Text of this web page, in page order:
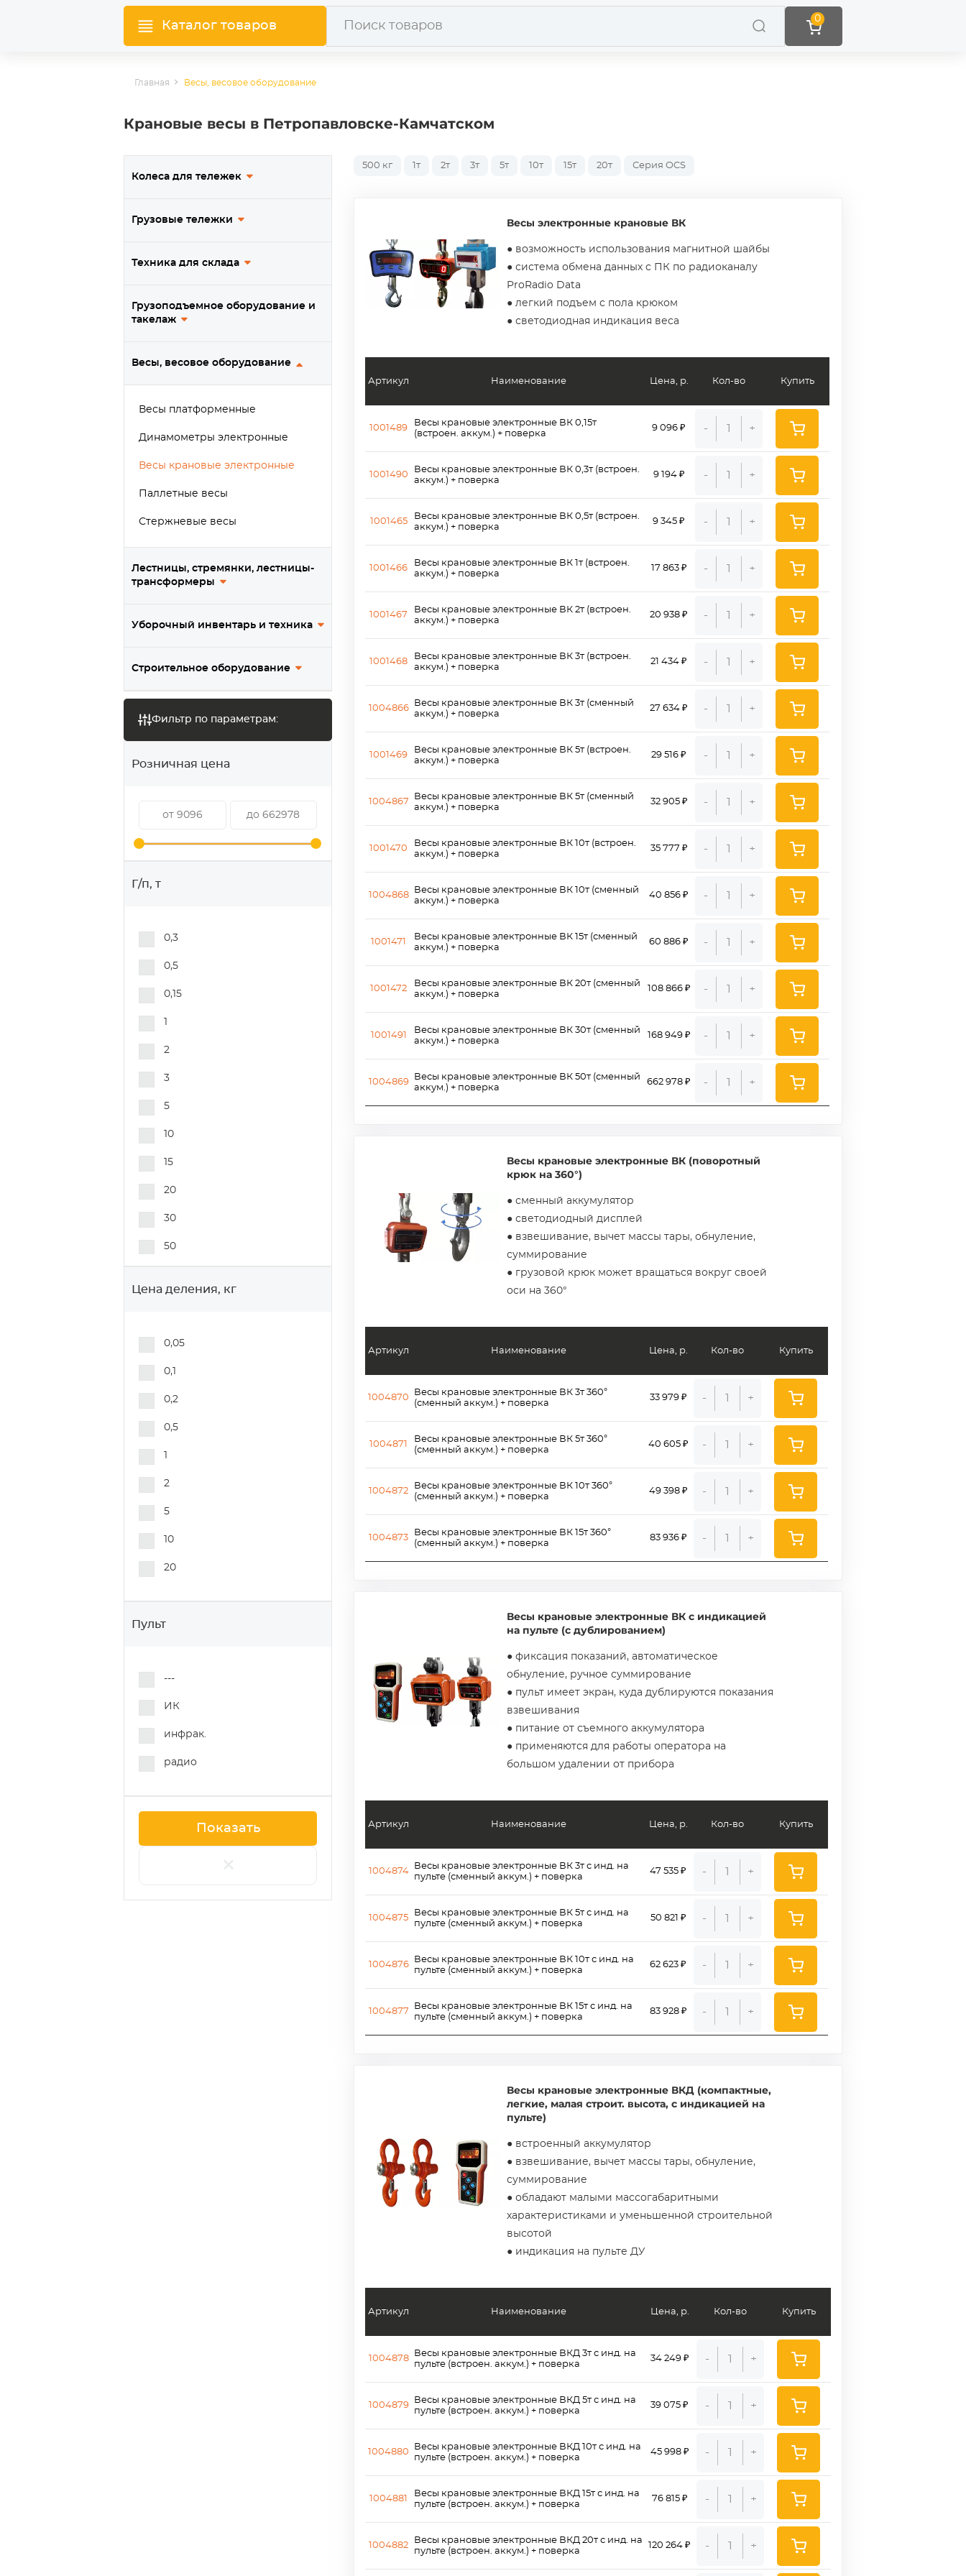
Каталог товаров
0
Главная Весы, весовое оборудование
Крановые весы в Петропавловске-Камчатском
Колеса для тележек
Грузовые тележки
Техника для склада
Грузоподъемное оборудование и
такелаж
Весы, весовое оборудование
Весы платформенные
Динамометры электронные
Весы крановые электронные
Паллетные весы
Стержневые весы
Лестницы, стремянки, лестницы-
трансформеры
Уборочный инвентарь и техника
Строительное оборудование
Фильтр по параметрам:
Розничная цена
Г/п, т
0,3
0,5
0,15
2
3
5
10
15
20
30
50
Цена деления, кг
0,05
0,1
0,2
0,5
2
5
10
20
Пульт
---
ИК
инфрак.
радио
500 кг 1т 2т 3т 5т 10т 15т 20т Серия OCS
Весы электронные крановые ВК
● возможность использования магнитной шайбы
● система обмена данных с ПК по радиоканалу
ProRadio Data
● легкий подъем с пола крюком
● светодиодная индикация веса
Артикул
1001489
1001490
1001465
1001466
1001467
1001468
1004866
1001469
1004867
1001470
1004868
1001471
1001472
1001491
1004869
Наименование
Весы крановые электронные ВК 0,15т
(встроен. аккум.) + поверка
Весы крановые электронные ВК 0,3т (встроен.
аккум.) + поверка
Весы крановые электронные ВК 0,5т (встроен.
аккум.) + поверка
Весы крановые электронные ВК 1т (встроен.
аккум.) + поверка
Весы крановые электронные ВК 2т (встроен.
аккум.) + поверка
Весы крановые электронные ВК 3т (встроен.
аккум.) + поверка
Весы крановые электронные ВК 3т (сменный
аккум.) + поверка
Весы крановые электронные ВК 5т (встроен.
аккум.) + поверка
Весы крановые электронные ВК 5т (сменный
аккум.) + поверка
Весы крановые электронные ВК 10т (встроен.
аккум.) + поверка
Весы крановые электронные ВК 10т (сменный
аккум.) + поверка
Весы крановые электронные ВК 15т (сменный
аккум.) + поверка
Весы крановые электронные ВК 20т (сменный
аккум.) + поверка
Весы крановые электронные ВК 30т (сменный
аккум.) + поверка
Весы крановые электронные ВК 50т (сменный
аккум.) + поверка
Цена, р.
9 096 ₽
9 194 ₽
9 345 ₽
17 863 ₽
20 938 ₽
21 434 ₽
27 634 ₽
29 516 ₽
32 905 ₽
35 777 ₽
40 856 ₽
60 886 ₽
108 866 ₽
168 949 ₽
662 978 ₽
Кол-во
- +
- +
- +
- +
- +
- +
- +
- +
- +
- +
- +
- +
- +
- +
- +
Купить
Весы крановые электронные ВК (поворотный
крюк на 360°)
● сменный аккумулятор
● светодиодный дисплей
● взвешивание, вычет массы тары, обнуление,
суммирование
● грузовой крюк может вращаться вокруг своей
оси на 360°
Артикул
1004870
1004871
1004872
1004873
Наименование
Весы крановые электронные ВК 3т 360°
(сменный аккум.) + поверка
Весы крановые электронные ВК 5т 360°
(сменный аккум.) + поверка
Весы крановые электронные ВК 10т 360°
(сменный аккум.) + поверка
Весы крановые электронные ВК 15т 360°
(сменный аккум.) + поверка
Цена, р.
33 979 ₽
40 605 ₽
49 398 ₽
83 936 ₽
Кол-во
- +
- +
- +
- +
Купить
Весы крановые электронные ВК с индикацией
на пульте (с дублированием)
● фиксация показаний, автоматическое
обнуление, ручное суммирование
● пульт имеет экран, куда дублируются показания
взвешивания
● питание от съемного аккумулятора
● применяются для работы оператора на
большом удалении от прибора
Артикул
1004874
1004875
1004876
1004877
Наименование
Весы крановые электронные ВК 3т с инд. на
пульте (сменный аккум.) + поверка
Весы крановые электронные ВК 5т с инд. на
пульте (сменный аккум.) + поверка
Весы крановые электронные ВК 10т с инд. на
пульте (сменный аккум.) + поверка
Весы крановые электронные ВК 15т с инд. на
пульте (сменный аккум.) + поверка
Цена, р.
47 535 ₽
50 821 ₽
62 623 ₽
83 928 ₽
Кол-во
- +
- +
- +
- +
Купить
Весы крановые электронные ВКД (компактные,
легкие, малая строит. высота, с индикацией на
пульте)
● встроенный аккумулятор
● взвешивание, вычет массы тары, обнуление,
суммирование
● обладают малыми массогабаритными
характеристиками и уменьшенной строительной
высотой
● индикация на пульте ДУ
Артикул
1004878
1004879
1004880
1004881
1004882
Наименование
Весы крановые электронные ВКД 3т с инд. на
пульте (встроен. аккум.) + поверка
Весы крановые электронные ВКД 5т с инд. на
пульте (встроен. аккум.) + поверка
Весы крановые электронные ВКД 10т с инд. на
пульте (встроен. аккум.) + поверка
Весы крановые электронные ВКД 15т с инд. на
пульте (встроен. аккум.) + поверка
Весы крановые электронные ВКД 20т с инд. на
пульте (встроен. аккум.) + поверка
Цена, р.
34 249 ₽
39 075 ₽
45 998 ₽
76 815 ₽
120 264 ₽
Кол-во
- +
- +
- +
- +
- +
Купить